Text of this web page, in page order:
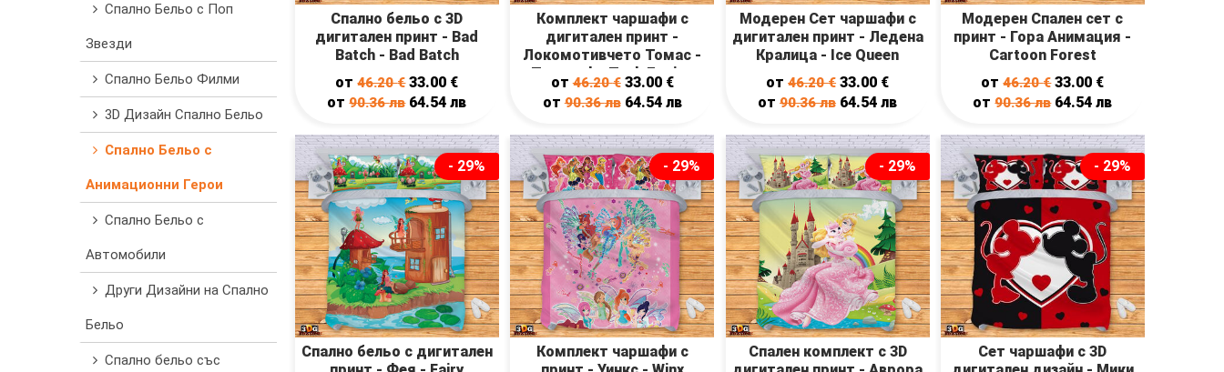
Спално Бельо с Поп
Звезди
Спално Бельо Филми
3D Дизайн Спално Бельо
Спално Бельо с
Анимационни Герои
Спално Бельо с
Автомобили
Други Дизайни на Спално
Бельо
Спално бельо със
Спално бельо с 3D
дигитален принт - Bad
Batch - Bad Batch
от46.20€ 33.00 €
от90.36лв 64.54лв
Комплект чаршафи с
дигитален принт -
Локомотивчето Томас -
Tomas the Tank Engine
от46.20€ 33.00 €
от90.36лв 64.54 лв
Модерен Сет чаршафи с
дигитален принт - Ледена
Кралица - Ice Queen
от46.20€ 33.00 €
от90.36лв 64.54лв
Модерен Спален сет с
принт - Гора Анимация -
Cartoon Forest
от46.20€ 33.00 €
от90.36лв 64.54лв
- 29%
Спално бельо с дигитален
- 29%
Комплект чаршафи с
- 29%
Спален комплект с 3D
- 29%
Сет чаршафи с 3D